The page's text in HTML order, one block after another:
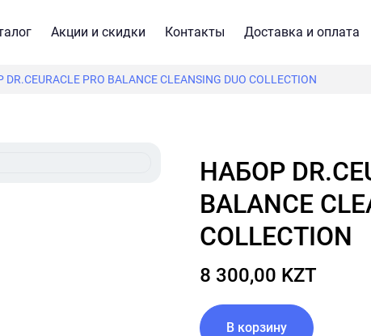
Акции и скидки Контакты Доставка и оплата
PRO BALANCE CLEANSING DUO COLLECTION
НАБОР DR.CEURACLE PRO
BALANCE
COLLECTION
8 300,00 KZT
В корзину